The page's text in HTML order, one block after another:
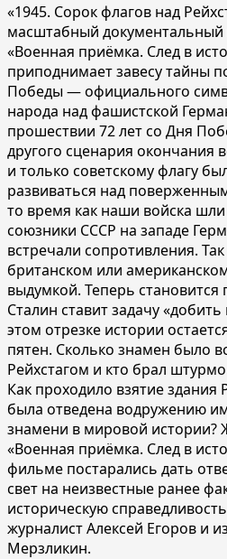
«1945. Сорок флагов над
масштабный документальный
«Военная приёмка. След в
приподнимает завесу тайны
Победы — официального
народа над фашистской
прошествии 72 лет со Дня
другого сценария окончания
и только советскому флагу
развиваться над
то время как наши войска
союзники СССР на западе
встречали сопротивления.
британском или
выдумкой. Теперь
Сталин ставит задачу
этом отрезке истории
пятен. Сколько знамен было
Рейхстагом и кто брал
Как проходило взятие здания
была отведена водружению
знамени в мировой
«Военная приёмка. След в
фильме постарались дать
свет на неизвестные ранее
историческую
журналист Алексей Егоров и
Мерзликин.